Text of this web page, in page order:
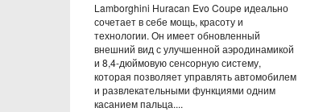
Lamborghini Huracan Evo Coupe идеально
сочетает в себе мощь, красоту и
технологии. Он имеет обновленный
внешний вид с улучшенной аэродинамикой
и 8,4-дюймовую сенсорную систему,
которая позволяет управлять автомобилем
и развлекательными функциями одним
касанием пальца....